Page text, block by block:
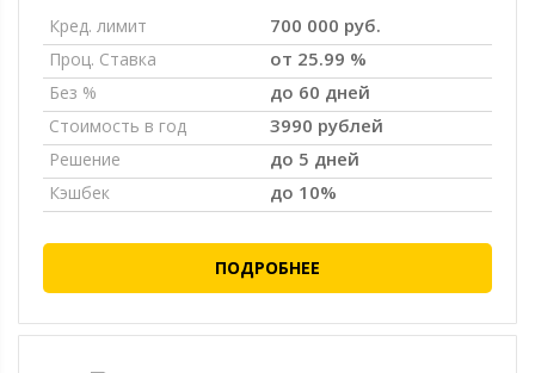
Кред. лимит 700 000 руб.
Проц. Ставка от 25.99 %
Без % до 60 дней
Стоимость в год 3990 рублей
Решение до 5 дней
Кэшбек до 10%
ПОДРОБНЕЕ